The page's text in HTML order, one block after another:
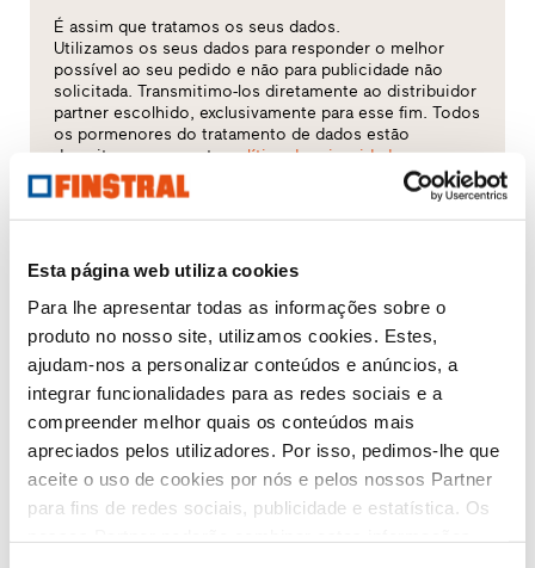
Esta página web utiliza cookies
Para lhe apresentar todas as informações sobre o
produto no nosso site, utilizamos cookies. Estes,
ajudam-nos a personalizar conteúdos e anúncios, a
integrar funcionalidades para as redes sociais e a
compreender melhor quais os conteúdos mais
apreciados pelos utilizadores. Por isso, pedimos-lhe que
aceite o uso de cookies por nós e pelos nossos Partner
para fins de redes sociais, publicidade e estatística. Os
É assim que tratamos os seus dados.
Utilizamos os seus dados para responder o melhor
possível ao seu pedido e não para publicidade não
solicitada. Transmitimo-los diretamente ao distribuidor
partner escolhido, exclusivamente para esse fim. Todos
os pormenores do tratamento de dados estão
descritos na presentepolítica de privacidades.
Qual é o tema que mais lhe interessa?
Janelas
Portas de entrada
Envidraçados
Renovação
Obra nova